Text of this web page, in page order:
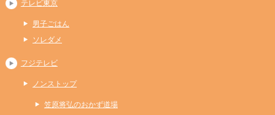
テレビ東京
男子ごはん
ソレダメ
フジテレビ
ノンストップ
笠原将弘のおかず道場